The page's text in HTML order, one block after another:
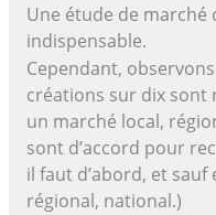
Une étude de marché
indispensable.
Cependant,
créations sur dix sont
un marché local,
sont d’accord pour
il faut d’abord, et
régional, national.)